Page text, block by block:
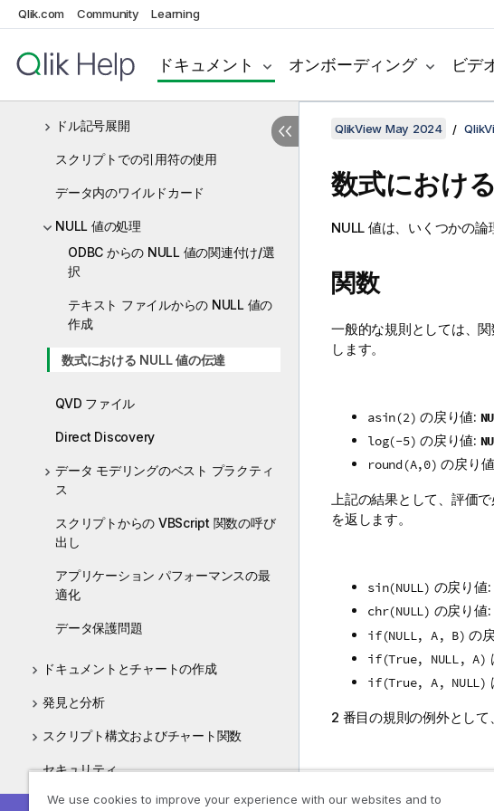
Qlik.com Community Learning
ドキュメント オンボーディング ビデ
データのロード
ドル記号展開
スクリプトでの引用符の使用
データ内のワイルドカード
NULL 値の処理
ODBC からの NULL 値の関連付け/選
択
テキスト ファイルからの NULL 値の
作成
数式における NULL 値の伝達
QVD ファイル
Direct Discovery
データ モデリングのベスト プラクティ
ス
スクリプトからの VBScript 関数の呼び
出し
アプリケーション パフォーマンスの最
適化
データ保護問題
ドキュメントとチャートの作成
発見と分析
スクリプト構文およびチャート関数
セキュリティ
よくある質問
QlikView May 2024
数式における
NULL 値は、いくつかの論
関数
一般的な規則としては、
します。
asin(2) の戻り値:
log(-5) の戻り値:
round(A,0) の戻り
上記の結果として、評価
を返します。
sin(NULL) の戻り値:
chr(NULL) の戻り値:
if(NULL, A, B) の
if(True, NULL, A)
if(True, A, NULL)
2 番目の規則の例外として
We use cookies to improve your experience with our websites and to